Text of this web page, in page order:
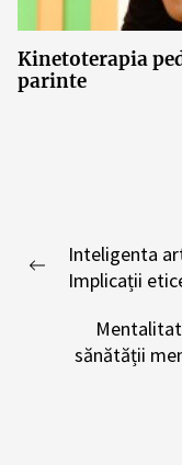
Kinetoterapia
parinte
Previous
Inteligenta
Implicații
sănătății